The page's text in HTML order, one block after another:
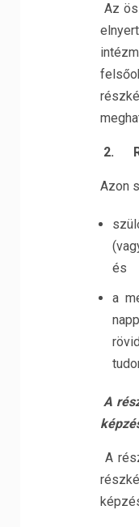
Az
2.
Azon
és
a
A
A